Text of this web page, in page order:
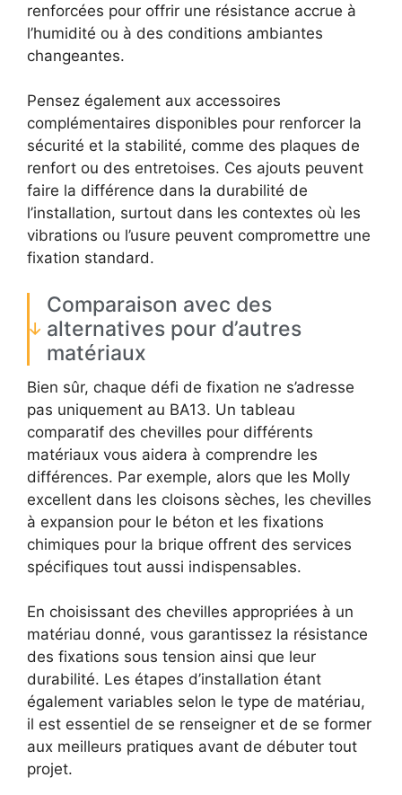
renforcées pour offrir une résistance accrue à
l’humidité ou à des conditions ambiantes
changeantes.
Pensez également aux accessoires
complémentaires disponibles pour renforcer la
sécurité et la stabilité, comme des plaques de
renfort ou des entretoises. Ces ajouts peuvent
faire la différence dans la durabilité de
l’installation, surtout dans les contextes où les
vibrations ou l’usure peuvent compromettre une
fixation standard.
Comparaison avec des
alternatives pour d’autres
matériaux
Bien sûr, chaque défi de fixation ne s’adresse
pas uniquement au BA13. Un tableau
comparatif des chevilles pour différents
matériaux vous aidera à comprendre les
différences. Par exemple, alors que les Molly
excellent dans les cloisons sèches, les chevilles
à expansion pour le béton et les fixations
chimiques pour la brique offrent des services
spécifiques tout aussi indispensables.
En choisissant des chevilles appropriées à un
matériau donné, vous garantissez la résistance
des fixations sous tension ainsi que leur
durabilité. Les étapes d’installation étant
également variables selon le type de matériau,
il est essentiel de se renseigner et de se former
aux meilleurs pratiques avant de débuter tout
projet.